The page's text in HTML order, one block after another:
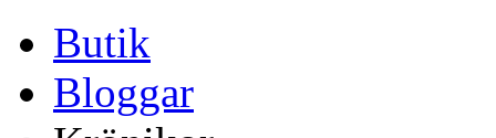
Butik
Bloggar